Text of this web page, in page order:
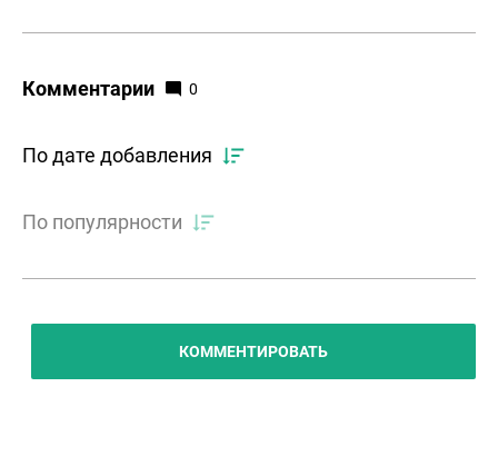
Комментарии 0
По дате добавления
По популярности
КОММЕНТИРОВАТЬ